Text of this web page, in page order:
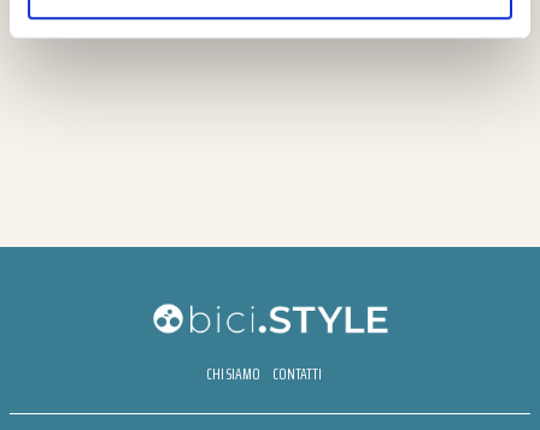
CHI SIAMO CONTATTI